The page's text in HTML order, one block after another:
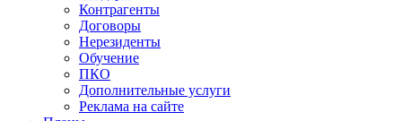
Контрагенты
Договоры
Нерезиденты
Обучение
ПКО
Дополнительные услуги
Реклама на сайте